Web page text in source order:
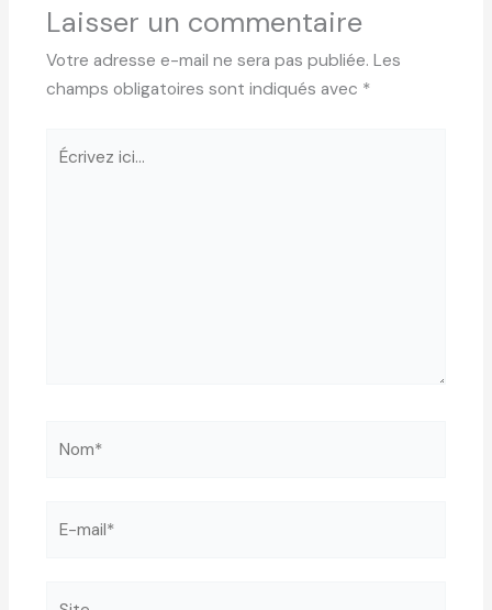
Laisser un commentaire
Votre adresse e-mail ne sera pas publiée. Les
champs obligatoires sont indiqués avec *
Écrivez
ici…